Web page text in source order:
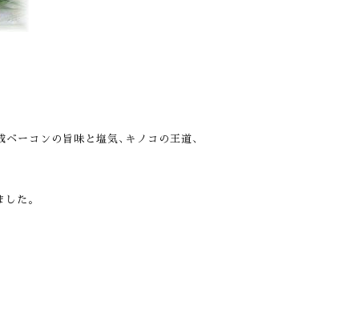
ーコンの旨味と塩気､キノコの王道､
た。